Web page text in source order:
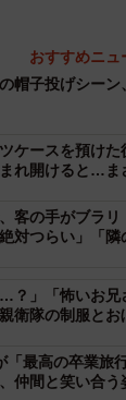
す。
おすすめニュ
の帽子投げシー
ケースを預け
れ開けると…ま
客の手がブラ
対つらい」「隣
…？」「怖いお
衛隊の制服と
「最高の卒業
仲間と笑い合